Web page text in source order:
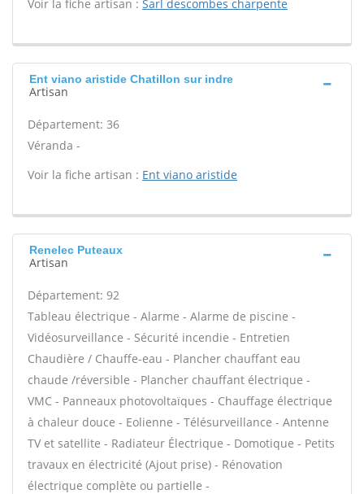
Voir la fiche artisan : Sarl descombes charpente
Ent viano aristide Chatillon sur indre
Artisan
Département: 36
Véranda -
Voir la fiche artisan : Ent viano aristide
Renelec Puteaux
Artisan
Département: 92
Tableau électrique - Alarme - Alarme de piscine -
Vidéosurveillance - Sécurité incendie - Entretien
Chaudière / Chauffe-eau - Plancher chauffant eau
chaude /réversible - Plancher chauffant électrique -
VMC - Panneaux photovoltaïques - Chauffage électrique
à chaleur douce - Eolienne - Télésurveillance - Antenne
TV et satellite - Radiateur Électrique - Domotique - Petits
travaux en électricité (Ajout prise) - Rénovation
électrique complète ou partielle -